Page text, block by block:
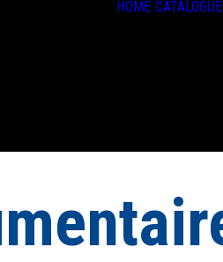
HOME CATALOGUE